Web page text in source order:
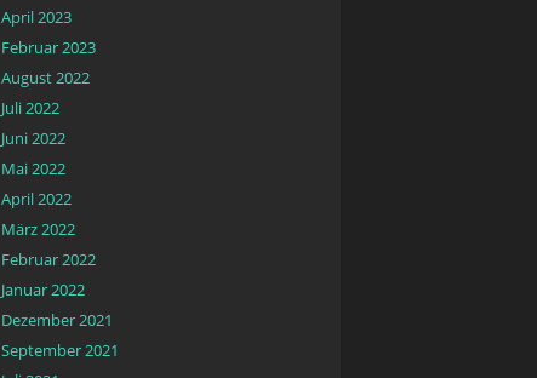
April 2023
Februar 2023
August 2022
Juli 2022
Juni 2022
Mai 2022
April 2022
März 2022
Februar 2022
Januar 2022
Dezember 2021
September 2021